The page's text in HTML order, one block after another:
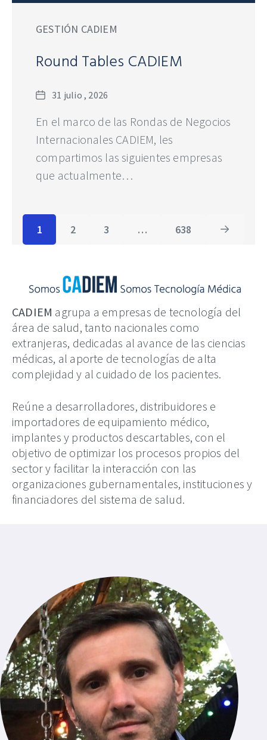
GESTIÓN CADIEM
Round Tables CADIEM
Fecha31 julio , 2026
En el marco de las Rondas de Negocios
Internacionales CADIEM, les
compartimos las siguientes empresas
que actualmente…
1 2 3 … 638
CADIEM agrupa a empresas de tecnología del
área de salud, tanto nacionales como
extranjeras, dedicadas al avance de las ciencias
médicas, al aporte de tecnologías de alta
complejidad y al cuidado de los pacientes.
Reúne a desarrolladores, distribuidores e
importadores de equipamiento médico,
implantes y productos descartables, con el
objetivo de optimizar los procesos propios del
sector y facilitar la interacción con las
organizaciones gubernamentales, instituciones y
financiadores del sistema de salud.